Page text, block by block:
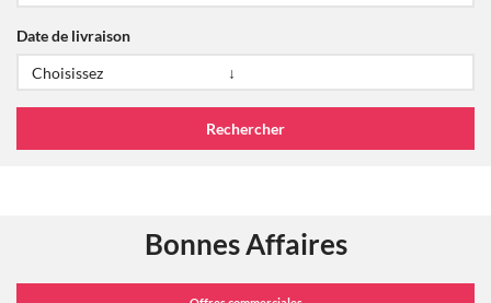
Date de livraison
Bonnes Affaires